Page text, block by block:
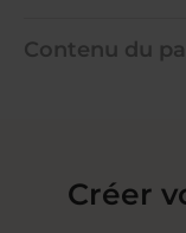
Contenu du
Créer